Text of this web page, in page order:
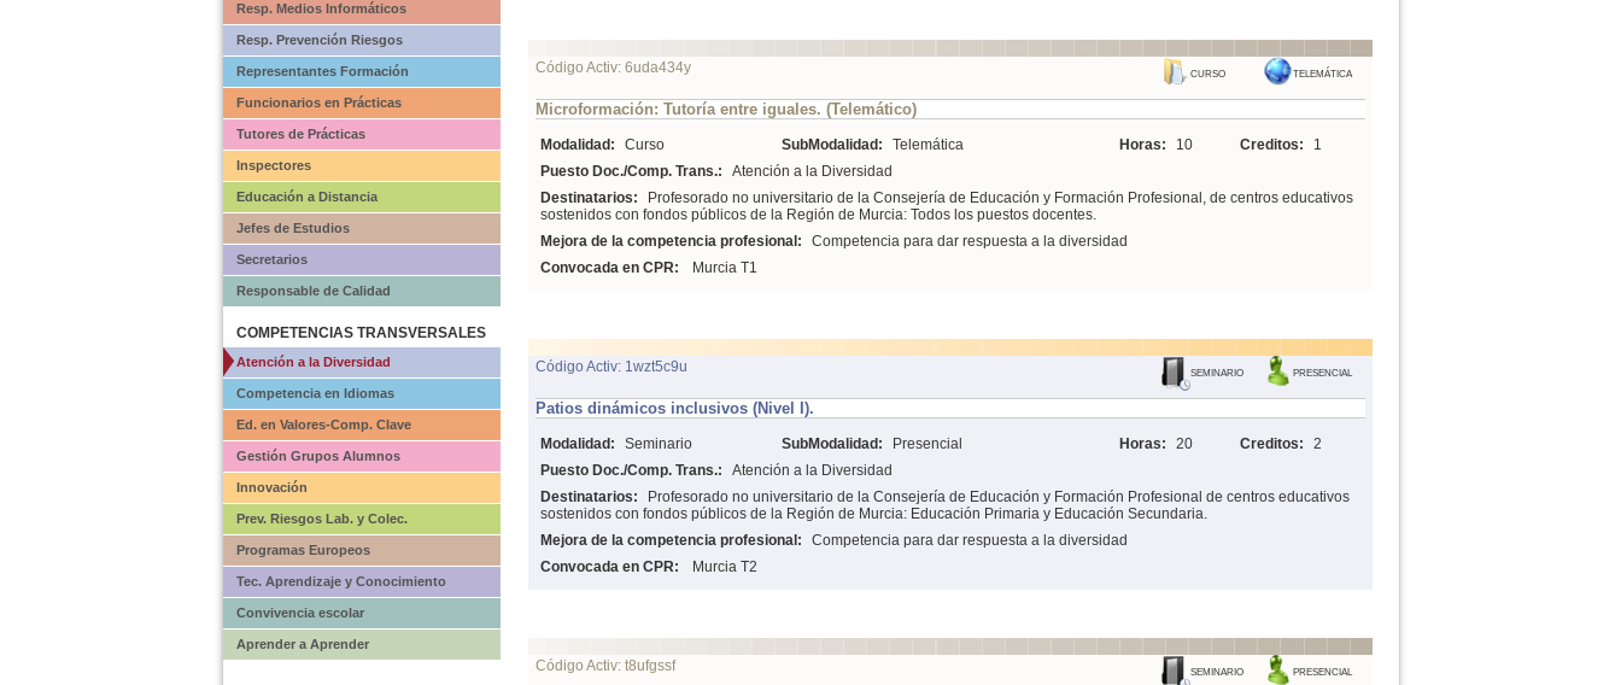
Resp. Medios Informáticos
Resp. Prevención Riesgos
Representantes Formación
Funcionarios en Prácticas
Tutores de Prácticas
Inspectores
Educación a Distancia
Jefes de Estudios
Secretarios
Responsable de Calidad
COMPETENCIAS TRANSVERSALES
Atención a la Diversidad
Competencia en Idiomas
Ed. en Valores-Comp. Clave
Gestión Grupos Alumnos
Innovación
Prev. Riesgos Lab. y Colec.
Programas Europeos
Tec. Aprendizaje y Conocimiento
Convivencia escolar
Aprender a Aprender
Código Activ: 6uda434y TELEMÁTICA
CURSO
Microformación: Tutoría entre iguales. (Telemático)
Modalidad: Curso SubModalidad: Telemática Horas: 10 Creditos:
1
Puesto Doc./Comp. Trans.:
Atención a la Diversidad
Destinatarios:
Profesorado no universitario de la Consejería de Educación y Formación Profesional, de centros educativos
sostenidos con fondos públicos de la Región de Murcia: Todos los puestos docentes.
Mejora de la competencia profesional:
Competencia para dar respuesta a la diversidad
Convocada en CPR:
Murcia T1
Código Activ: 1wzt5c9u PRESENCIAL
SEMINARIO
Patios dinámicos inclusivos (Nivel I).
Modalidad: Seminario SubModalidad: Presencial Horas: 20 Creditos:
2
Puesto Doc./Comp. Trans.:
Atención a la Diversidad
Destinatarios:
Profesorado no universitario de la Consejería de Educación y Formación Profesional de centros educativos
sostenidos con fondos públicos de la Región de Murcia: Educación Primaria y Educación Secundaria.
Mejora de la competencia profesional:
Competencia para dar respuesta a la diversidad
Convocada en CPR:
Murcia T2
Código Activ: t8ufgssf PRESENCIAL
SEMINARIO